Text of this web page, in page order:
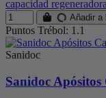
capacidad
Añadir a
Puntos Trébol: 1.1
Sanidoc
Sanidoc